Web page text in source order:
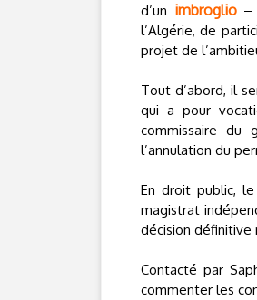
d’un imbroglio –
l’Algérie, de
projet de
Tout d’abord, il
qui a pour
commissaire du
l’annulation du
En droit public,
magistrat
décision définitive
Contacté par
commenter les